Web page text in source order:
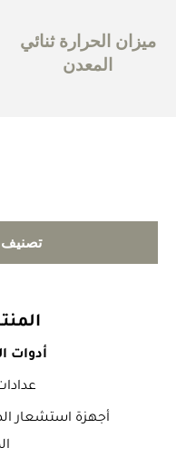
ميزان الحرارة ثنائي
المعدن
تصنيف
أدوات
أجهزة استشعار